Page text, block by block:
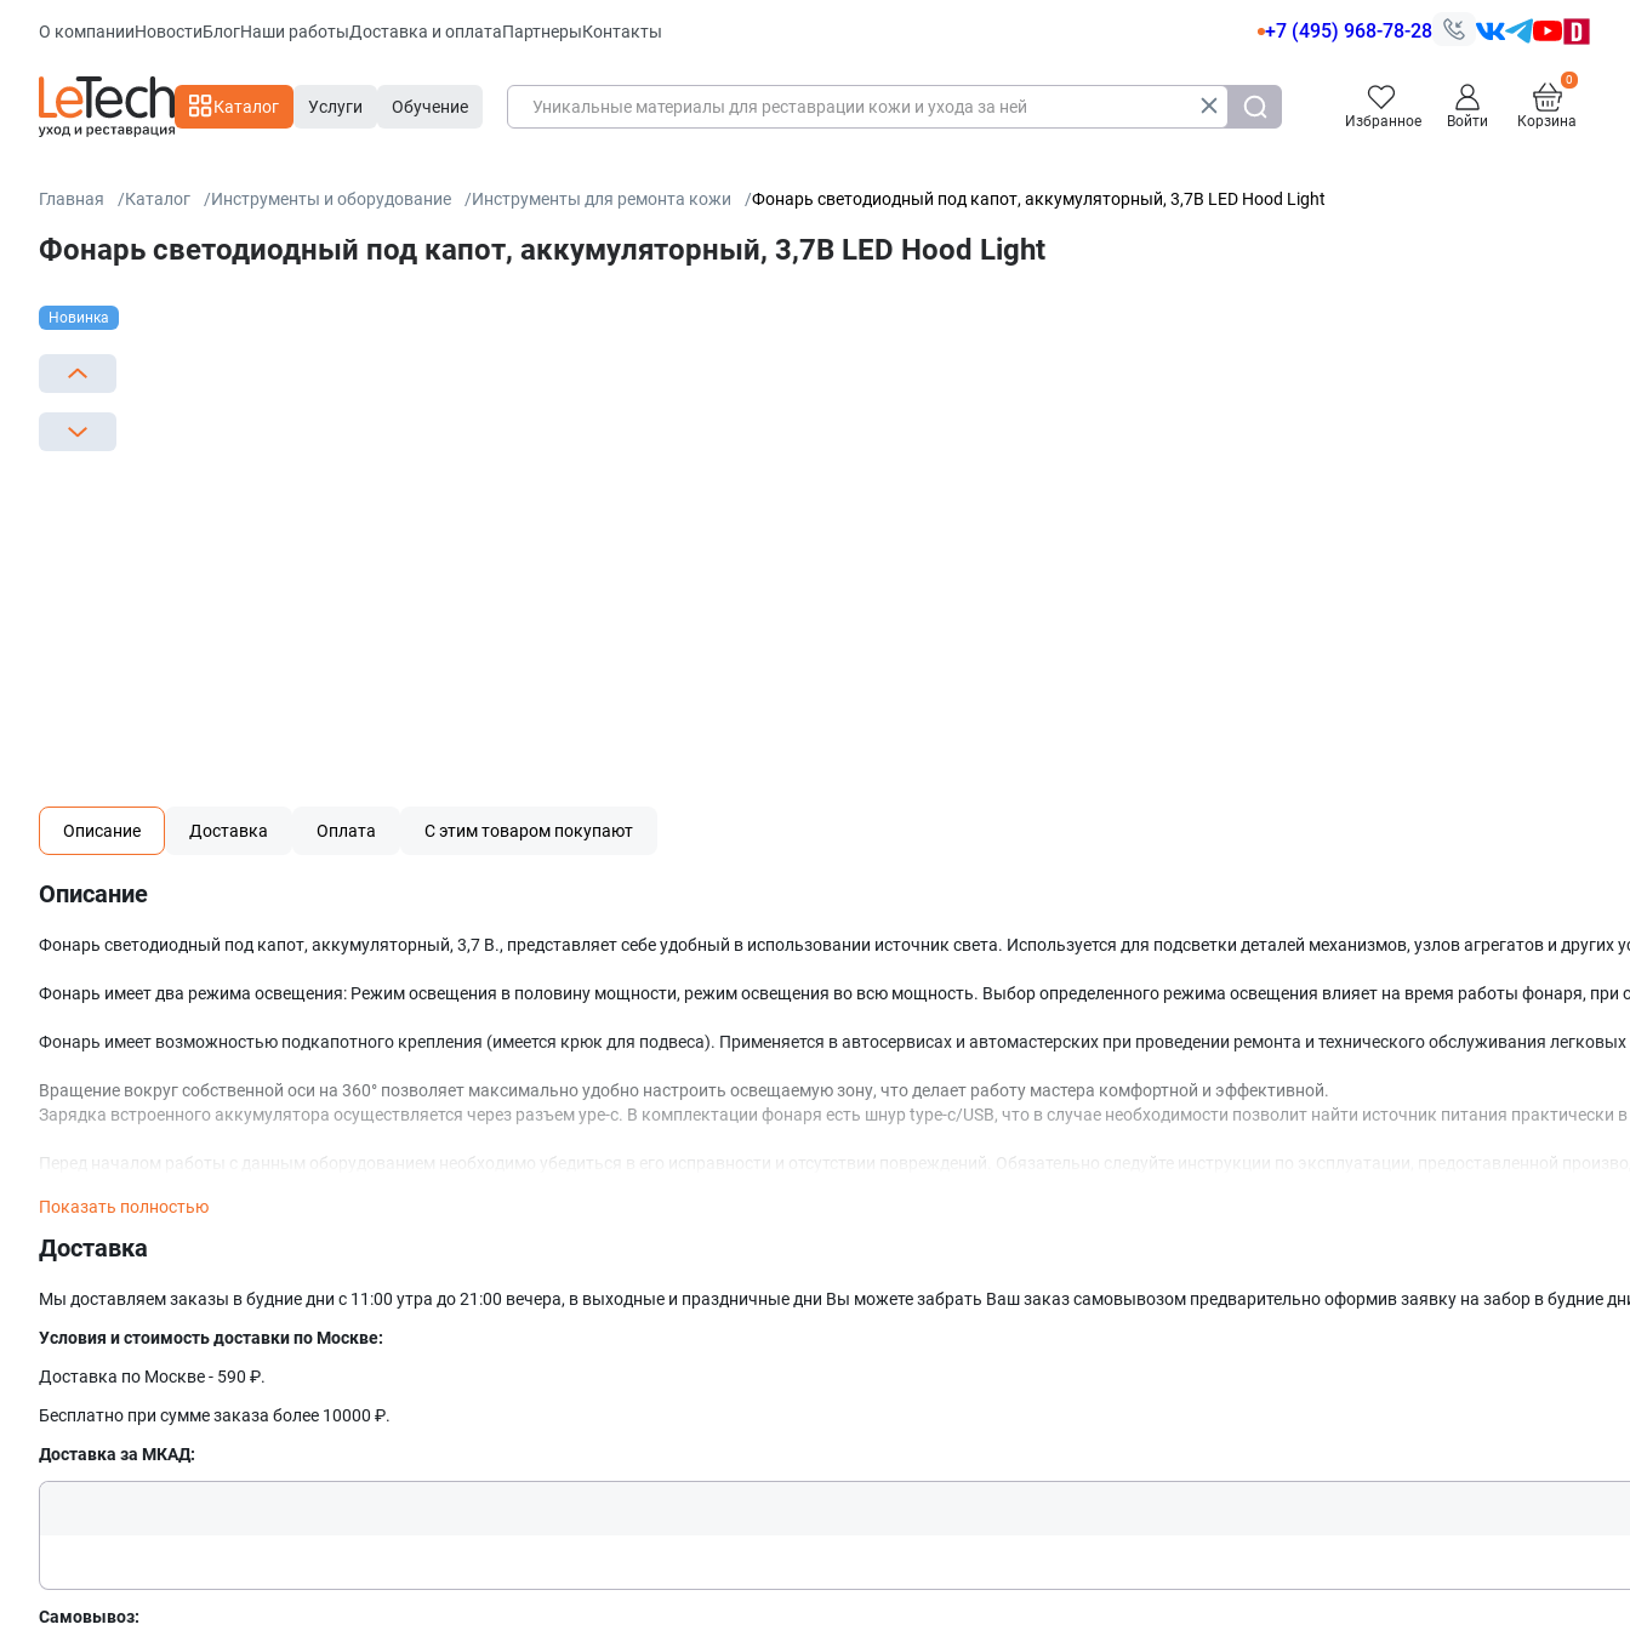
О компанииНовостиБлогНаши работыДоставка и оплатаПартнерыКонтакты +7 (495) 968-78-28
Каталог Услуги Обучение
Избранное Войти Корзина
Главная Каталог Инструменты и оборудование Инструменты для ремонта кожи Фонарь светодиодный под капот, аккумуляторный, 3,7В LED Hood Light
Фонарь светодиодный под капот, аккумуляторный, 3,7В LED Hood Light
Новинка
Описание Доставка Оплата С этим товаром покупают
Описание
Фонарь светодиодный под капот, аккумуляторный, 3,7 В., представляет себе удобный в использовании источник света. Используется для подсветки деталей механизмов, узлов агрегатов и
Фонарь имеет два режима освещения: Режим освещения в половину мощности, режим освещения во всю мощность. Выбор определенного режима освещения влияет на время работы фонаря,
Фонарь имеет возможностью подкапотного крепления (имеется крюк для подвеса). Применяется в автосервисах и автомастерских при проведении ремонта и технического обслуживания
Вращение вокруг собственной оси на 360° позволяет максимально удобно настроить освещаемую зону, что делает работу мастера комфортной и эффективной.
Зарядка встроенного аккумулятора осуществляется через разъем уре-с. В комплектации фонаря есть шнур type-c/USB, что в случае необходимости позволит найти источник питания
Перед началом работы с данным оборудованием необходимо убедиться в его исправности и отсутствии повреждений. Обязательно следуйте инструкции по эксплуатации, предоставленной
Показать полностью
Доставка
Мы доставляем заказы в будние дни с 11:00 утра до 21:00 вечера, в выходные и праздничные дни Вы можете забрать Ваш заказ самовывозом предварительно оформив заявку на забор в будние
Условия и стоимость доставки по Москве:
Доставка по Москве - 590 ₽.
Бесплатно при сумме заказа более 10000 ₽.
Доставка за МКАД:
Самовывоз:
Оставить заявку
Данные формы отправлены